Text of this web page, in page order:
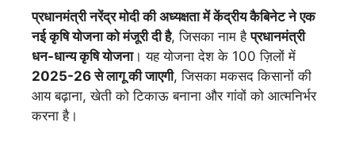
प्रधानमंत्री नरेंद्र मोदी की अध्यक्षता में केंद्रीय कैबिनेट ने एक
नई कृषि योजना को मंजूरी दी है, जिसका नाम हैप्रधानमंत्री
धन-धान्य कृषि योजना। यह योजना देश के 100 ज़िलों में
2025-26 से लागू की जाएगी, जिसका मकसद किसानों की
आय बढ़ाना, खेती को टिकाऊ बनाना और गांवों को आत्मनिर्भर
करना है।